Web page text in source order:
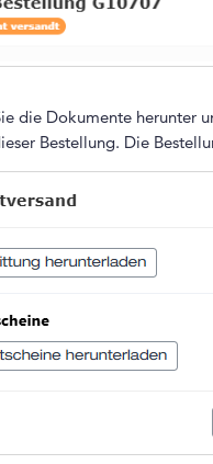
die Dokumente herunter
Bestellung. Die